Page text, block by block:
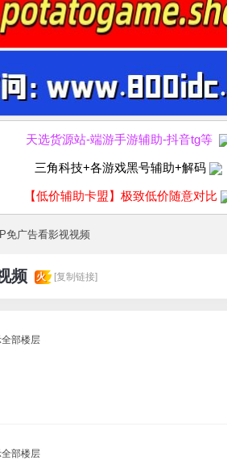
天选货源站-端游手游辅助-抖音tg等
三角科技+各游戏黑号辅助+解码
【低价辅助卡盟】极致低价随意对比
免广告看影视视频
频 火 [复制链接]
全部楼层
全部楼层